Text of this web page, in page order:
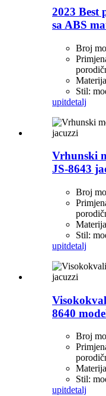
2023 Best
sa ABS
Broj
Stil:
upitdetalj
Vrhunski
JS-8643
Broj
Stil:
upitdetalj
8640
Broj
Stil:
upitdetalj